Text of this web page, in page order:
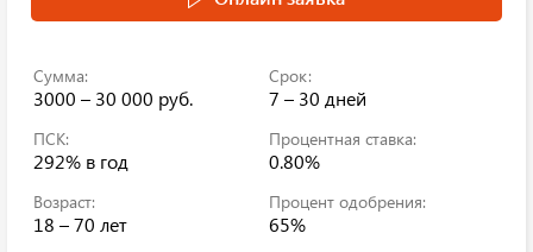
Сумма:
3000 – 30 000 руб.
Срок:
7 – 30 дней
ПСК:
292% в год
Процентная ставка:
0.80%
Возраст:
18 – 70 лет
Процент одобрения:
65%